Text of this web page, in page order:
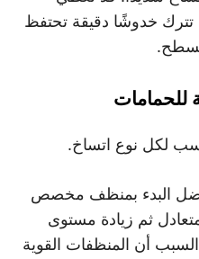
تترك خدوشًا دقيقة تحتفظ
للحمامات
لكل نوع اتساخ.
البدء بمنظف مخصص
ثم زيادة مستوى
أن المنظفات القوية